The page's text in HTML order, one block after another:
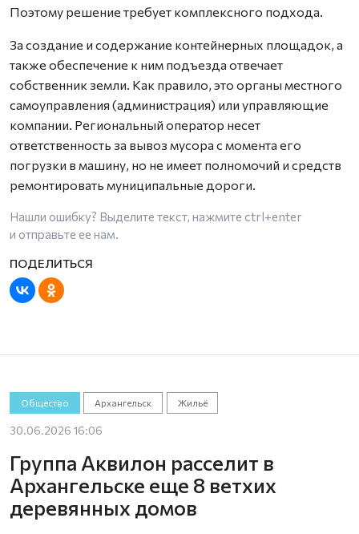
Поэтому решение требует комплексного подхода.
За создание и содержание контейнерных площадок, а
также обеспечение к ним подъезда отвечает
собственник земли. Как правило, это органы местного
самоуправления (администрация) или управляющие
компании. Региональный оператор несет
ответственность за вывоз мусора с момента его
погрузки в машину, но не имеет полномочий и средств
ремонтировать муниципальные дороги.
Нашли ошибку? Выделите текст, нажмите ctrl+enter
и отправьте ее нам.
Общество Архангельск Жильё
30.06.2026 16:06
Группа Аквилон расселит в
Архангельске еще 8 ветхих
деревянных домов